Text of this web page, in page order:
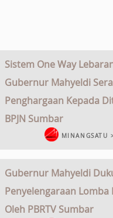
Sistem One Way
Gubernur Mahyeldi
Penghargaan Kepada
BPJN Sumbar
MINANGSATU
Gubernur Mahyeldi
Penyelengaraan Lomba
Oleh PBRTV Sumbar